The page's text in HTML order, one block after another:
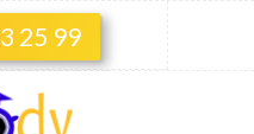
25 99